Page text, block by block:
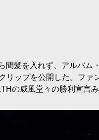
間髪を入れず、アルバム
リップを公開した。フ
の威風堂々の勝利宣言